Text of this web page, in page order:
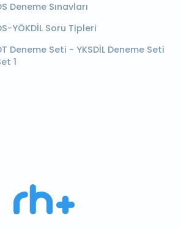
Deneme Sınavları
YÖKDİL Soru Tipleri
Deneme Seti - YKSDİL Deneme Seti
1